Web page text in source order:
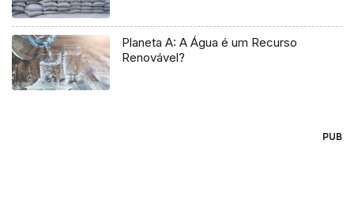
Planeta A: A Água é um Recurso
Renovável?
PUB